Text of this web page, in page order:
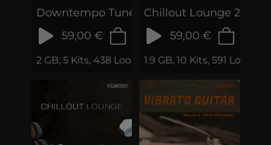
Downtempo Tunes
59,00 €
2 GB, 5 Kits, 438 Loops & Phrases
Chillout Lounge 2
59,00 €
1.9 GB, 10 Kits, 591 Loops